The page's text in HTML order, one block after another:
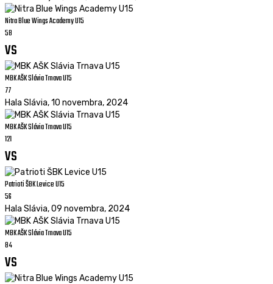
Nitra Blue Wings Academy U15
58
vs
MBK AŠK Slávia Trnava U15
77
Hala Slávia,10 novembra, 2024
MBK AŠK Slávia Trnava U15
121
vs
Patrioti ŠBK Levice U15
56
Hala Slávia,09 novembra, 2024
MBK AŠK Slávia Trnava U15
84
vs